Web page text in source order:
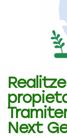
Next